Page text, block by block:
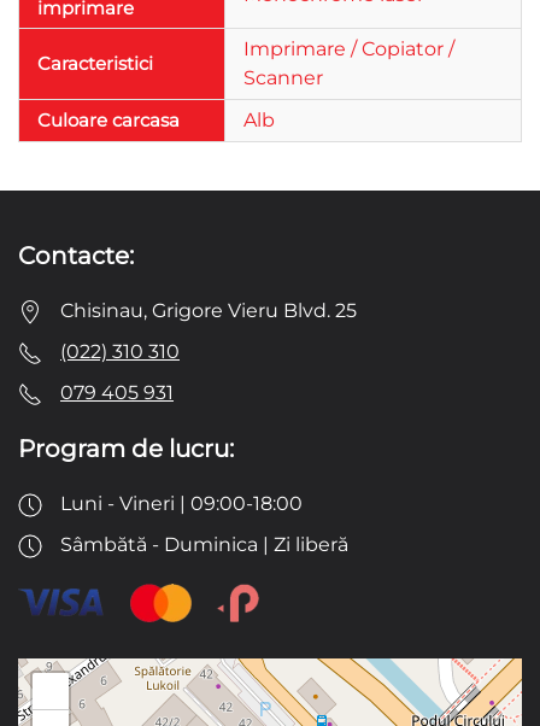
imprimare
Caracteristici
Imprimare / Copiator /
Scanner
Culoare carcasa
Alb
Contacte:
Chisinau, Grigore Vieru Blvd. 25
(022) 310 310
079 405 931
Program de lucru:
Luni - Vineri | 09:00-18:00
Sâmbătă - Duminica | Zi liberă